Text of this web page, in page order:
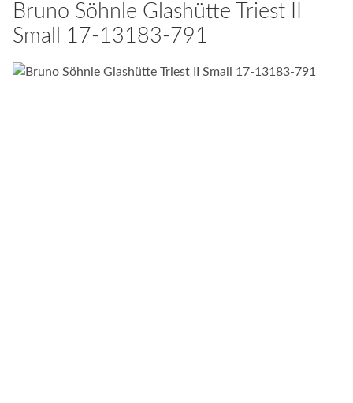
Bruno Söhnle Glashütte Triest II
Small 17-13183-791